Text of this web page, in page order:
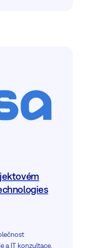
a IT konzultace.